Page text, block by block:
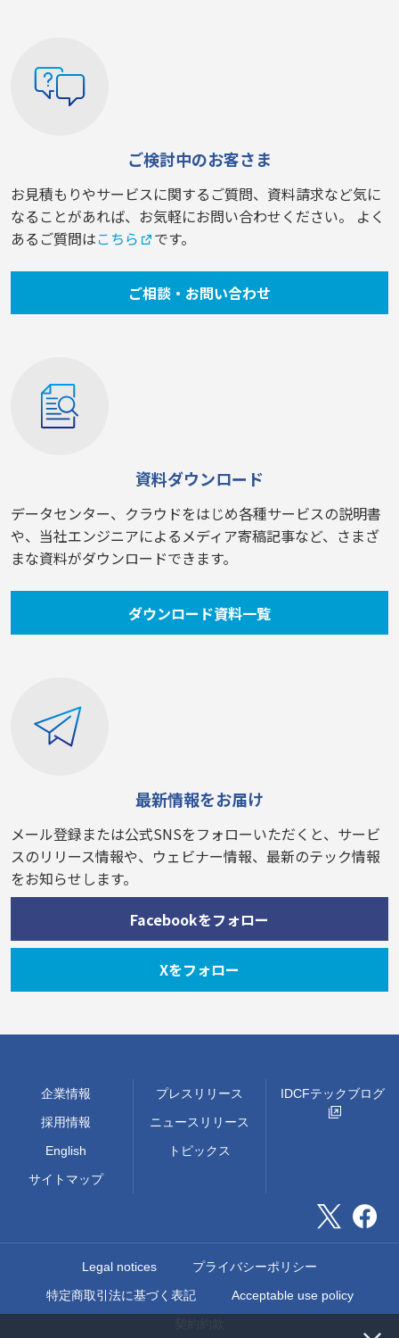
ご検討中のお客さま
お見積もりやサービスに関するご質問、資料請求など気に
なることがあれば、お気軽にお問い合わせください。 よく
あるご質問はこちら です。
ご相談・お問い合わせ
資料ダウンロード
データセンター、クラウドをはじめ各種サービスの説明書
や、当社エンジニアによるメディア寄稿記事など、さまざ
まな資料がダウンロードできます。
ダウンロード資料一覧
最新情報をお届け
メール登録または公式SNSをフォローいただくと、サービ
スのリリース情報や、ウェビナー情報、最新のテック情報
をお知らせします。
Facebookをフォロー
Xをフォロー
企業情報
採用情報
English
サイトマップ
プレスリリース
ニュースリリース
トピックス
IDCFテックブログ
Legal notices
プライバシーポリシー
特定商取引法に基づく表記
Acceptable use policy